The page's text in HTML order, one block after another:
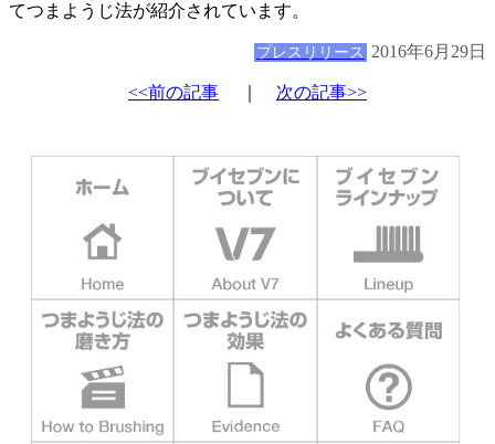
てつまようじ法が紹介されています。
プレスリリース 2016年6月29日
<<前の記事 次の記事>>